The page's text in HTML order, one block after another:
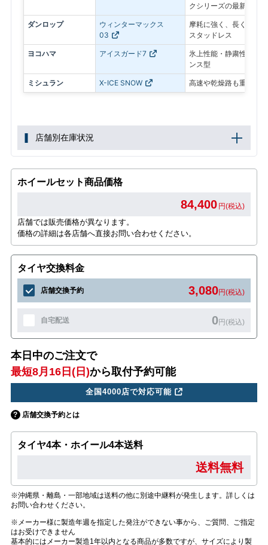
クシリーズの最新モデル
ダンロップ
ウィンターマックス
03
摩耗に強く、長く使い
スタッドレス
ヨコハマ アイスガード7
氷上性能・静粛性・ロ
ンス型
ミシュラン X-ICE SNOW 高速や乾燥路も重視し
店舗別在庫状況
ホイールセット商品価格
84,400 円(税込)
店舗では販売価格が異なります。
価格の詳細は各店舗へ直接お問い合わせください。
タイヤ交換料金
店舗交換予約 3,080円(税込)
自宅配送 0円(税込)
本日中のご注文で
最短8月16日(日)から取付予約可能
全国4000店で対応可能
店舗交換予約とは
タイヤ4本・ホイール4本送料
送料無料
※沖縄県・離島・一部地域は送料の他に別途中継料が発生します。詳しくは
お問い合わせください。
※メーカー様に製造年週を指定した発注ができない事から、ご質問、ご指定
はお受けできません
基本的にはメーカー製造1年以内となる商品が多数ですが、サイズにより製